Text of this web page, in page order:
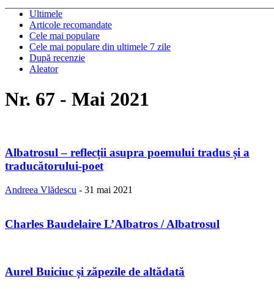
Ultimele
Articole recomandate
Cele mai populare
Cele mai populare din ultimele 7 zile
După recenzie
Aleator
Nr. 67 - Mai 2021
Albatrosul – reflecții asupra poemului tradus și a
traducătorului-poet
Andreea Vlădescu - 31 mai 2021
Charles Baudelaire L’Albatros / Albatrosul
Aurel Buiciuc și zăpezile de altădată